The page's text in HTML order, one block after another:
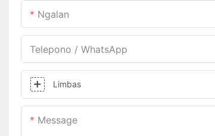
Ngalan
Telepono / WhatsApp
Limbas
Message